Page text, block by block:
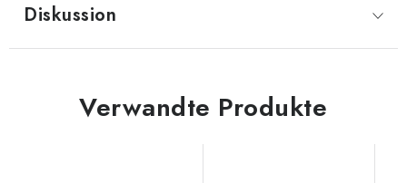
Diskussion
Verwandte Produkte